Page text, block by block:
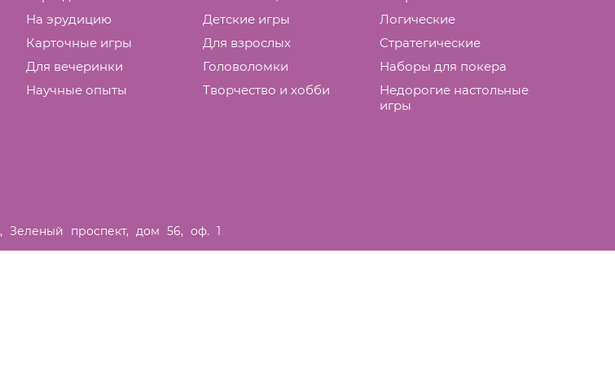
На эрудицию
Детские игры
Логические
Карточные игры
Для взрослых
Cтратегические
Для вечеринки
Головоломки
Наборы для покера
Научные опыты
Творчество и хобби
Недорогие настольные
игры
, Зеленый проспект, дом 56, оф. 1